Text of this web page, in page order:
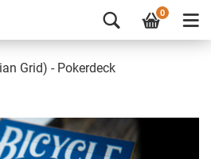
0
Grid) - Pokerdeck